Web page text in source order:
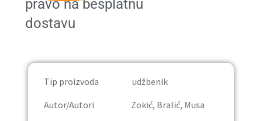
Publicistika
Udžbenici
pravo na besplatnu
dostavu
Tip proizvoda udžbenik
Autor/Autori Zokić, Bralić, Musa